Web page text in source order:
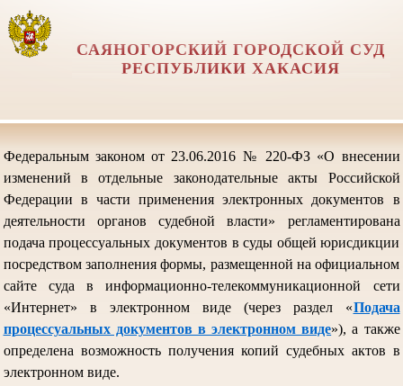
САЯНОГОРСКИЙ ГОРОДСКОЙ СУД
РЕСПУБЛИКИ ХАКАСИЯ
Федеральным законом от 23.06.2016 № 220-ФЗ «О внесении
изменений в отдельные законодательные акты Российской
Федерации в части применения электронных документов в
деятельности органов судебной власти» регламентирована
подача процессуальных документов в суды общей юрисдикции
посредством заполнения формы, размещенной на официальном
сайте суда в информационно-телекоммуникационной сети
«Интернет» в электронном виде (через раздел «Подача
процессуальных документов в электронном виде»), а также
определена возможность получения копий судебных актов в
электронном виде.